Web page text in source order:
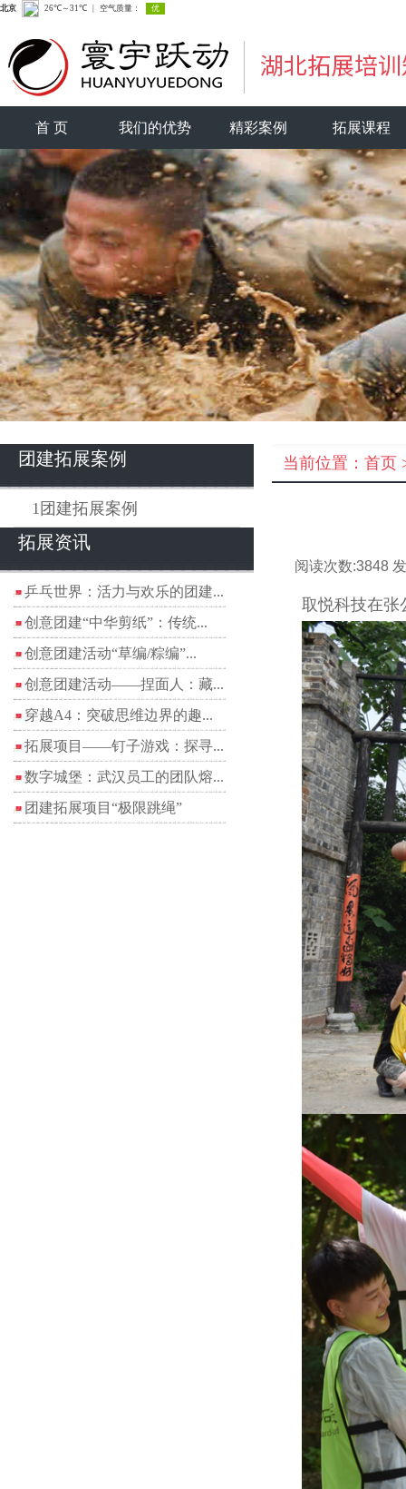
首 页 我们的优势 精彩案例 拓展课程
团建拓展案例
1团建拓展案例
拓展资讯
乒乓世界：活力与欢乐的团建...
创意团建“中华剪纸”：传统...
创意团建活动“草编/粽编”...
创意团建活动——捏面人：藏...
穿越A4：突破思维边界的趣...
拓展项目——钉子游戏：探寻...
数字城堡：武汉员工的团队熔...
团建拓展项目“极限跳绳”
当前位置： 首页
阅读次数:3848
取悦科技在张